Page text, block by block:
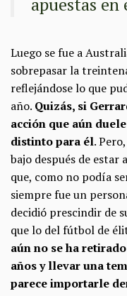
Luego se fue a
sobrepasar la
reflejándose lo que
año. Quizás, si
acción que aún
distinto para él.
bajo después de estar
que, como no podía
siempre fue un
decidió prescindir de
que lo del fútbol de
aún no se ha
años y llevar una
parece importarle